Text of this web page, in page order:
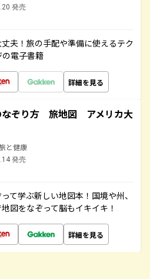
発売
夫！旅の手配や準備に使えるテク
電子書籍
詳細を見る
なぞり方 旅地図 アメリカ大
と健康
発売
て学ぶ新しい地図本！国境や州、
図をなぞって脳もイキイキ！
詳細を見る